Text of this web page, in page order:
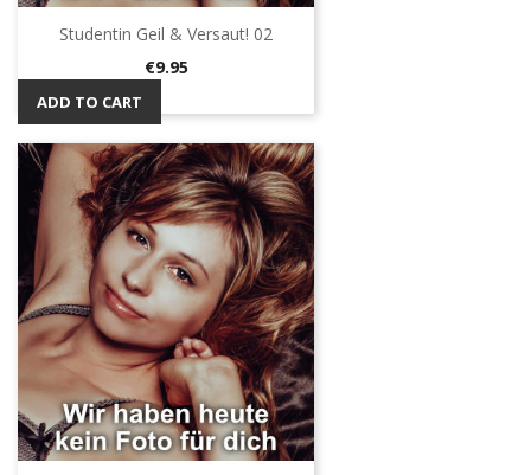
Studentin Geil & Versaut! 02
Price
€9.95
ADD TO CART